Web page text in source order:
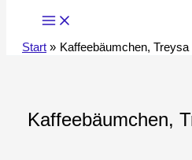
Start Kaffeebäumchen, Treysa
Kaffeebäumchen,